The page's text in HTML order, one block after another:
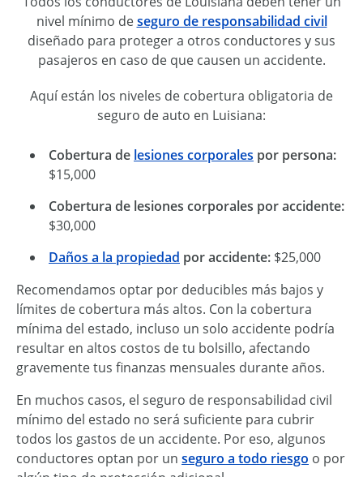
nivel mínimo deseguro de responsabilidad civil
diseñado para proteger a otros conductores y sus
pasajeros en caso de que causen un accidente.
Aquí están los niveles de cobertura obligatoria de
seguro de auto en Luisiana:
Cobertura de lesiones corporales por persona:
$15,000
Cobertura de lesiones corporales por accidente:
$30,000
Daños a la propiedad por accidente: $25,000
Recomendamos optar por deducibles más bajos y
límites de cobertura más altos. Con la cobertura
mínima del estado, incluso un solo accidente podría
resultar en altos costos de tu bolsillo, afectando
gravemente tus finanzas mensuales durante años.
En muchos casos, el seguro de responsabilidad civil
mínimo del estado no será suficiente para cubrir
todos los gastos de un accidente. Por eso, algunos
conductores optan por un seguro a todo riesgo o por